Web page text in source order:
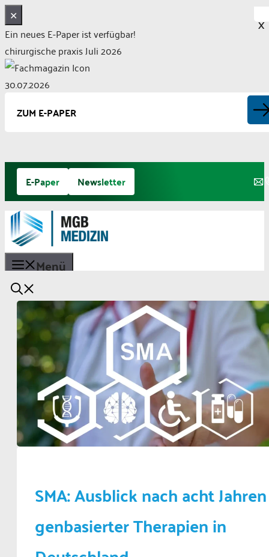
✕
Ein neues E-Paper ist verfügbar!
chirurgische praxis Juli 2026
30.07.2026
ZUM E-PAPER
Zum
Inhalt
springen
E-Paper Newsletter
Menü
SMA: Ausblick nach acht Jahren
genbasierter Therapien in
X